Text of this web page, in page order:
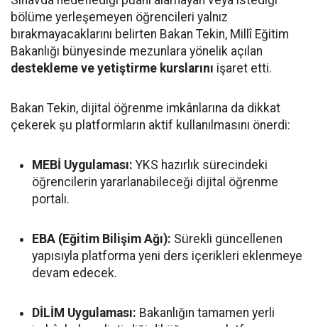
bölüme yerleşemeyen öğrencileri yalnız
bırakmayacaklarını belirten Bakan Tekin, Millî Eğitim
Bakanlığı bünyesinde mezunlara yönelik açılan
destekleme ve yetiştirme kurslarını işaret etti.
Bakan Tekin, dijital öğrenme imkânlarına da dikkat
çekerek şu platformların aktif kullanılmasını önerdi:
MEBİ Uygulaması: YKS hazırlık sürecindeki
öğrencilerin yararlanabileceği dijital öğrenme
portalı.
EBA (Eğitim Bilişim Ağı): Sürekli güncellenen
yapısıyla platforma yeni ders içerikleri eklenmeye
devam edecek.
DİLİM Uygulaması: Bakanlığın tamamen yerli